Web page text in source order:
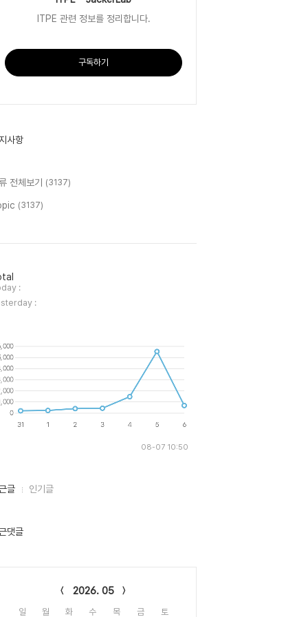
ITPE 관련 정보를 정리합니다.
구독하기
사항
전체보기 (3137)
(3137)
:
:
08-07 10:50
글 인기글
댓글
2026. 05
일 월 화 수 목 금 토